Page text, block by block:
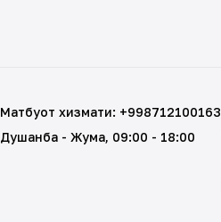
Матбуот хизмати: +998712100163
Душанба - Жума, 09:00 - 18:00